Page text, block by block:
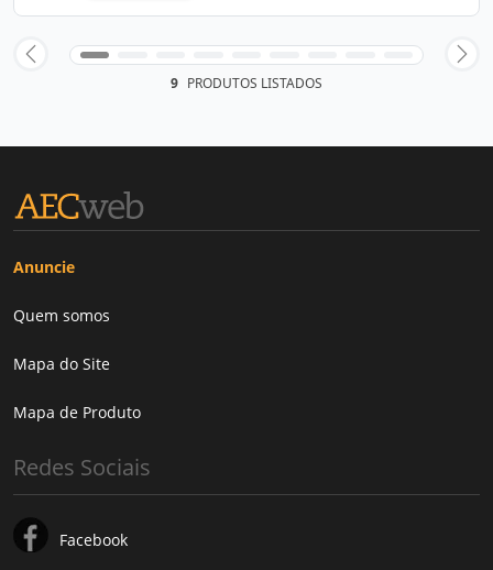
9 PRODUTOS LISTADOS
Anuncie
Quem somos
Mapa do Site
Mapa de Produto
Redes Sociais
Facebook